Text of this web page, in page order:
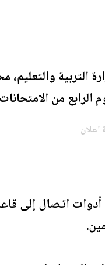
التربية
الامتحانات نحو 190
اعلان
اتصال إلى